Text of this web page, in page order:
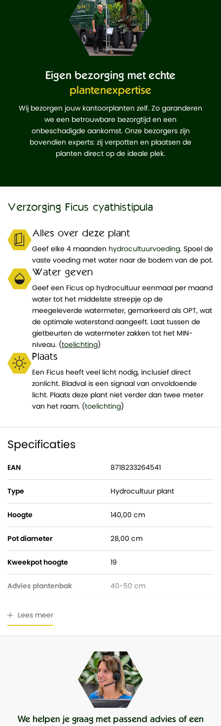
Eigen bezorging met echte
plantenexpertise
Wij bezorgen jouw kantoorplanten zelf. Zo garanderen
we een betrouwbare bezorgtijd en een
onbeschadigde aankomst. Onze bezorgers zijn
bovendien experts: zij verpotten en plaatsen de
planten direct op de ideale plek.
Verzorging Ficus cyathistipula
Alles over deze plant
Geef elke 4 maanden hydrocultuurvoeding. Spoel de
vaste voeding met water naar de bodem van de pot.
Water geven
Geef een Ficus op hydrocultuur eenmaal per maand
water tot het middelste streepje op de
meegeleverde watermeter, gemarkeerd als OPT, wat
de optimale waterstand aangeeft. Laat tussen de
gietbeurten de watermeter zakken tot het MIN-
niveau. (toelichting)
Plaats
Een Ficus heeft veel licht nodig, inclusief direct
zonlicht. Bladval is een signaal van onvoldoende
licht. Plaats deze plant niet verder dan twee meter
van het raam. (toelichting)
Specificaties
EAN 8718233264541
Type Hydrocultuur plant
Hoogte 140,00 cm
Pot diameter 28,00 cm
Kweekpot hoogte 19
Advies plantenbak 40-50 cm
Breedte 60
Lees meer
We helpen je graag met passend advies of een